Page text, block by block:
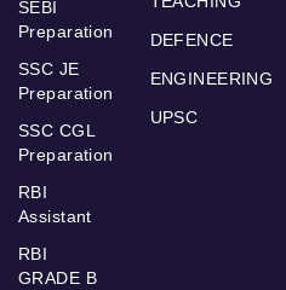
SEBI
Preparation
SSC JE
Preparation
SSC CGL
Preparation
RBI
Assistant
RBI
GRADE B
DEFENCE
ENGINEERING
UPSC